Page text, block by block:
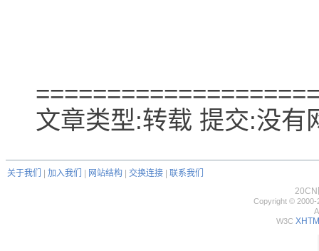
文章类型:转载 提交:没有
关于我们 加入我们 网站结构 交换连接
联系我们
20CN
Copyright © 2000-
W3C